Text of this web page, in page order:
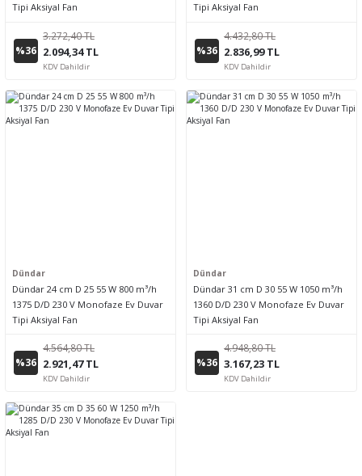
Tipi Aksiyal Fan
%36
3.272,40 TL
2.094,34 TL
KDV Dahildir
Tipi Aksiyal Fan
%36
4.432,80 TL
2.836,99 TL
KDV Dahildir
Dündar
Dündar 24 cm D 25 55 W 800 m³/h
1375 D/D 230 V Monofaze Ev Duvar
Tipi Aksiyal Fan
%36
4.564,80 TL
2.921,47 TL
KDV Dahildir
Dündar
Dündar 31 cm D 30 55 W 1050 m³/h
1360 D/D 230 V Monofaze Ev Duvar
Tipi Aksiyal Fan
%36
4.948,80 TL
3.167,23 TL
KDV Dahildir